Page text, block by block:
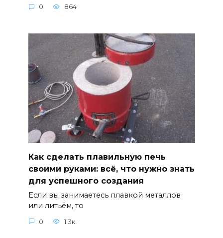
0 864
Как сделать плавильную печь
своими руками: всё, что нужно знать
для успешного создания
Если вы занимаетесь плавкой металлов
или литьём, то
0 1.3к.